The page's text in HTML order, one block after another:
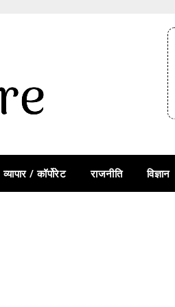
व्यापार / कॉर्पोरेट राजनीति विज्ञान